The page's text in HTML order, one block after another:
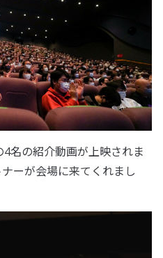
名の紹介動画が上映されま
ーが会場に来てくれまし